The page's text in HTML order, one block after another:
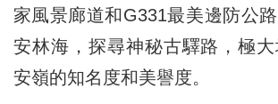
家風景廊道和G331最美邊防公
安林海，探尋神秘古驛路，極
安嶺的知名度和美譽度。